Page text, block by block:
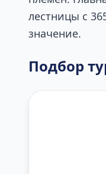
лестницы с
значение.
Подбор